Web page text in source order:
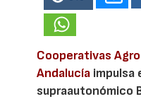
Cooperativas
Andalucía impulsa
supraautonómico